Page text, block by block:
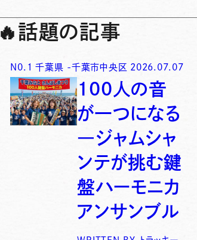
🔥 話題の記事
N0. 1 千葉県 -千葉市中央区 2026.07.07
100人の音
が一つになる
―ジャムシャ
ンテが挑む鍵
盤ハーモニカ
アンサンブル